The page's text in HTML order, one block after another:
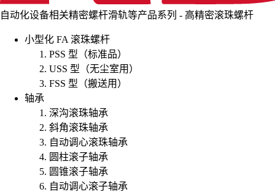
自动化设备相关精密螺杆滑轨等产品系列 - 高精密滚珠螺杆
小型化 FA 滚珠螺杆
PSS 型（标准品）
USS 型（无尘室用）
FSS 型（搬送用）
轴承
深沟滚珠轴承
斜角滚珠轴承
自动调心滚珠轴承
圆柱滚子轴承
圆锥滚子轴承
自动调心滚子轴承